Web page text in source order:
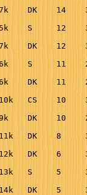
7k    DK    14
5k    S     12
7k    DK    12
6k    S     11
6k    DK    11
CS    10
DK    10
DK    8
DK    6
13k   S     5
DK    5